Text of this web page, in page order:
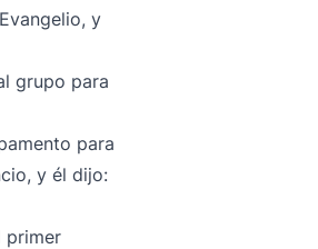
y
grupo para
para
y él dijo:
primer